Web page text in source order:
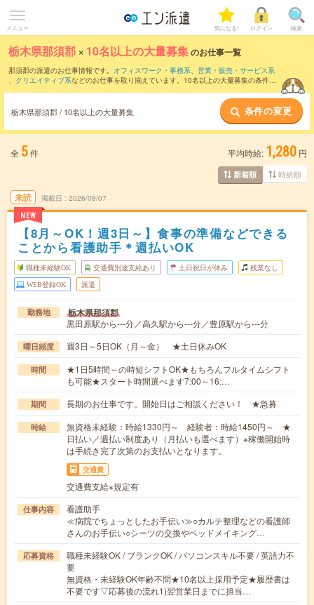
メニュー 気になる! ログイン 検索
栃木県那須郡 × 10名以上の大量募集のお仕事一覧
那須郡の派遣のお仕事情報です。 オフィスワーク・事務系、 営業・販売・サービス系
、 クリエイティブ系などのお仕事を取り揃えています。10名以上の大量募集の条件の
栃木県那須郡 / 10名以上の大量募集 条件の変更
全 5件 平均時給: 1,280 円
新着順 時給順
未読
NEW
掲載日 2026/08/07
【8月～OK！週3日～】食事の準備などできる
ことから看護助手＊週払いOK
職種未経験OK 交通費別途支給あり 土日祝日が休み 残業なし
WEB登録OK 派遣
勤務地 栃木県那須郡
黒田原駅から---分／高久駅から---分／豊原駅から---分
曜日頻度 週3日～5日OK（月～金） ★土日休みOK
時間
★1日5時間～の時短シフトOK★もちろんフルタイムシフト
も可能★スタート時間選べます7:00～16:…
期間 長期のお仕事です。開始日はご相談ください！ ★急募
時給
無資格未経験：時給1330円～ 経験者：時給1450円～ ★
日払い／週払い制度あり（月払いも選べます）※稼働開始時
は手続き完了次第のお支払いとなります。
交通費
交通費支給※規定有
仕事内容
看護助手
≪病院でちょっとしたお手伝い≫○カルテ整理などの看護師
さんのお手伝い○シーツの交換やベッドメイキング…
応募資格
職種未経験OK / ブランクOK / パソコンスキル不要 / 英語力不
要
無資格・未経験OK年齢不問★10名以上採用予定★履歴書は
不要です▽応募後の流れ1)翌営業日までに担当…